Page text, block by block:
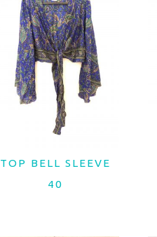
LER MAIS
TOP BELL SLEEVE
40